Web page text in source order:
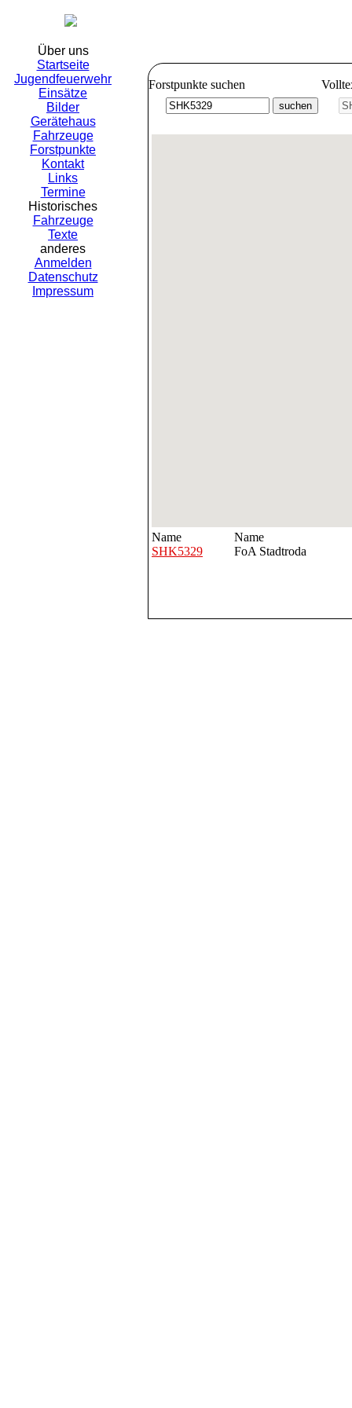
Über uns
Startseite
Jugendfeuerwehr
Einsätze
Bilder
Gerätehaus
Fahrzeuge
Forstpunkte
Kontakt
Links
Termine
Historisches
Fahrzeuge
Texte
anderes
Anmelden
Datenschutz
Impressum
Forstpunkte suchen
Name
Name
SHK5329
FoA Stadtroda